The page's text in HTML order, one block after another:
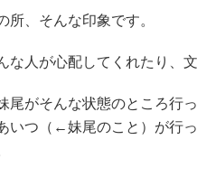
所、そんな印象です。
な人が心配してくれたり、
妹尾がそんな状態のところ行
あいつ（←妹尾のこと）が行